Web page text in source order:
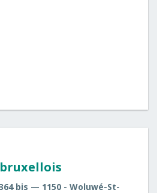
bis — 1150 - Woluwé-St-